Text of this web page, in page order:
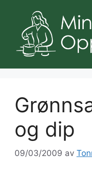
innhold
og dip
09/03/2009 av